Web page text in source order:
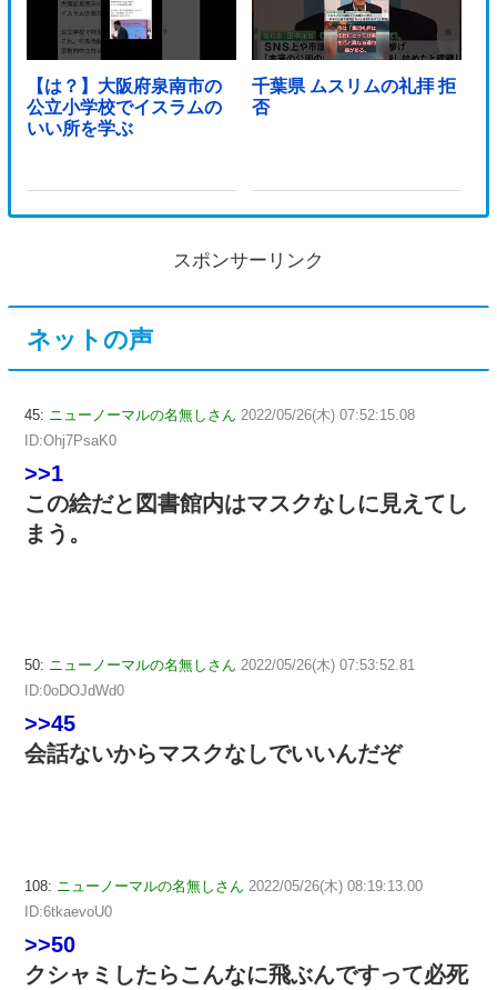
【は？】大阪府泉南市の
公立小学校でイスラムの
いい所を学ぶ
千葉県 ムスリムの礼拝 拒
否
スポンサーリンク
ネットの声
45: ニューノーマルの名無しさん 2022/05/26(木) 07:52:15.08
ID:Ohj7PsaK0
>>1
この絵だと図書館内はマスクなしに見えてし
まう。
50: ニューノーマルの名無しさん 2022/05/26(木) 07:53:52.81
ID:0oDOJdWd0
>>45
会話ないからマスクなしでいいんだぞ
108: ニューノーマルの名無しさん 2022/05/26(木) 08:19:13.00
ID:6tkaevoU0
>>50
クシャミしたらこんなに飛ぶんですって必死